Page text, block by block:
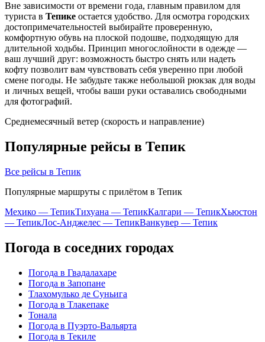
Вне зависимости от времени года, главным правилом для
туриста в Тепике остается удобство. Для осмотра городских
достопримечательностей выбирайте проверенную,
комфортную обувь на плоской подошве, подходящую для
длительной ходьбы. Принцип многослойности в одежде —
ваш лучший друг: возможность быстро снять или надеть
кофту позволит вам чувствовать себя уверенно при любой
смене погоды. Не забудьте также небольшой рюкзак для воды
и личных вещей, чтобы ваши руки оставались свободными
для фотографий.
Среднемесячный ветер (скорость и направление)
Популярные рейсы в Тепик
Все рейсы в Тепик
Популярные маршруты с прилётом в Тепик
Мехико — ТепикТихуана — ТепикКалгари — ТепикХьюстон
— ТепикЛос-Анджелес — ТепикВанкувер — Тепик
Погода в соседних городах
Погода в Гвадалахаре
Погода в Запопане
Тлахомулько де Суньига
Погода в Тлакепаке
Тонала
Погода в Пуэрто-Вальярта
Погода в Текиле